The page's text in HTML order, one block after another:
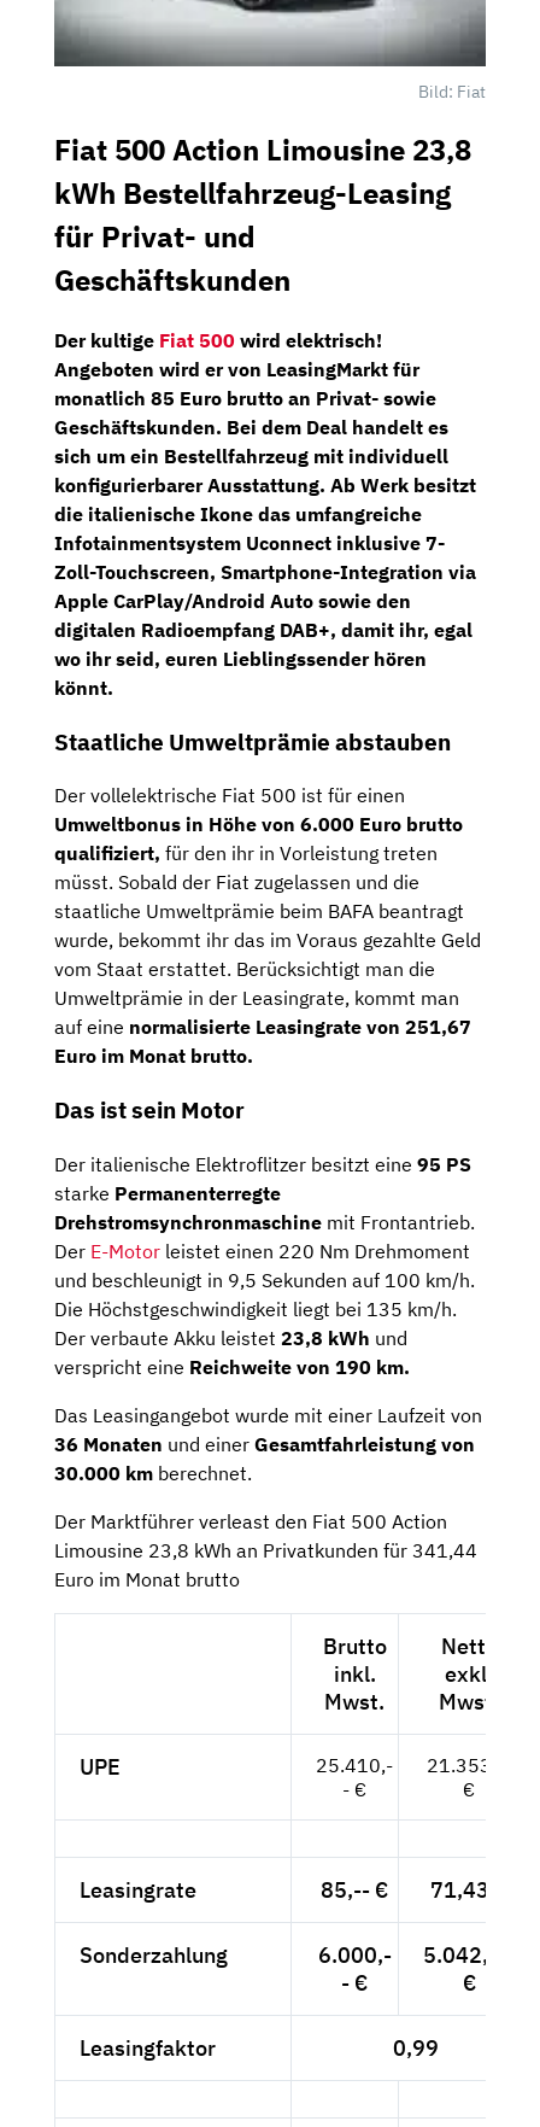
Bild: Fiat
Fiat 500 Action Limousine 23,8
kWh Bestellfahrzeug-Leasing
für Privat- und
Geschäftskunden
Der kultige Fiat 500 wird elektrisch!
Angeboten wird er von LeasingMarkt für
monatlich 85 Euro brutto an Privat- sowie
Geschäftskunden. Bei dem Deal handelt es
sich um ein Bestellfahrzeug mit individuell
konfigurierbarer Ausstattung. Ab Werk besitzt
die italienische Ikone das umfangreiche
Infotainmentsystem Uconnect inklusive 7-
Zoll-Touchscreen, Smartphone-Integration via
Apple CarPlay/Android Auto sowie den
digitalen Radioempfang DAB+, damit ihr, egal
wo ihr seid, euren Lieblingssender hören
könnt.
Staatliche Umweltprämie abstauben
Der vollelektrische Fiat 500 ist für einen
Umweltbonus in Höhe von 6.000 Euro brutto
qualifiziert, für den ihr in Vorleistung treten
müsst. Sobald der Fiat zugelassen und die
staatliche Umweltprämie beim BAFA beantragt
wurde, bekommt ihr das im Voraus gezahlte Geld
vom Staat erstattet. Berücksichtigt man die
Umweltprämie in der Leasingrate, kommt man
auf eine normalisierte Leasingrate von 251,67
Euro im Monat brutto.
Das ist sein Motor
Der italienische Elektroflitzer besitzt eine 95 PS
starke Permanenterregte
Drehstromsynchronmaschine mit Frontantrieb.
Der E-Motor leistet einen 220 Nm Drehmoment
und beschleunigt in 9,5 Sekunden auf 100 km/h.
Die Höchstgeschwindigkeit liegt bei 135 km/h.
Der verbaute Akku leistet 23,8 kWh und
verspricht eine Reichweite von 190 km.
Das Leasingangebot wurde mit einer Laufzeit von
36 Monaten und einer Gesamtfahrleistung von
30.000 km berechnet.
Der Marktführer verleast den Fiat 500 Action
Limousine 23,8 kWh an Privatkunden für 341,44
Euro im Monat brutto
Brutto
inkl.
Mwst.
Netto
exkl.
Mwst.
UPE
25.410,-
- €
21.353,--
€
Leasingrate 85,-- € 71,43 €
Sonderzahlung
6.000,-
- €
5.042,02
€
Leasingfaktor 0,99